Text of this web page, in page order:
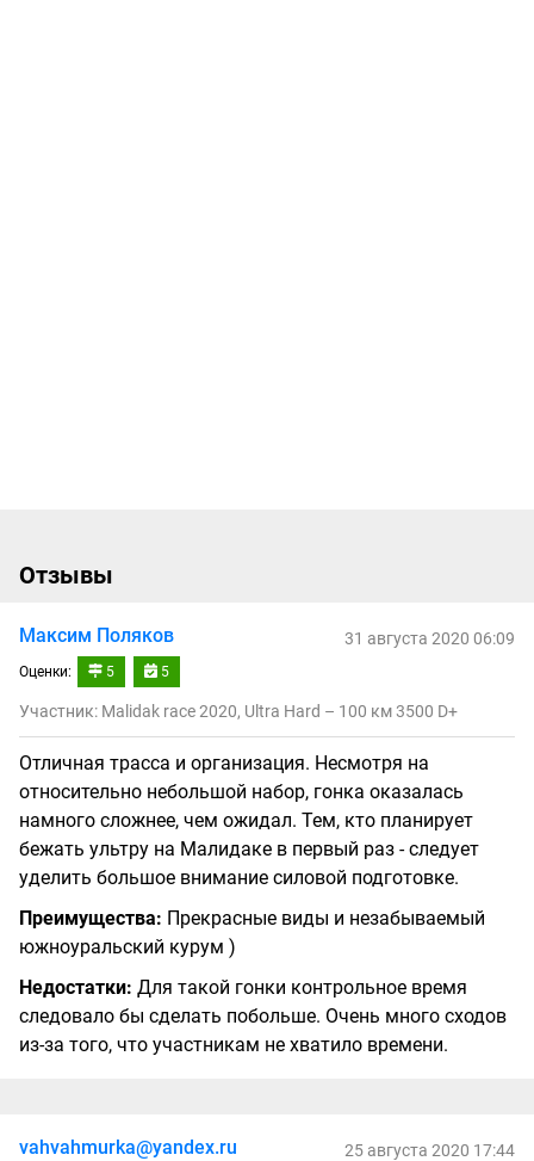
Отзывы
Максим Поляков
Оценки: 5 5
31 августа 2020 06:09
Участник: Malidak race 2020, Ultra Hard – 100 км 3500 D+
Отличная трасса и организация. Несмотря на
относительно небольшой набор, гонка оказалась
намного сложнее, чем ожидал. Тем, кто планирует
бежать ультру на Малидаке в первый раз - следует
уделить большое внимание силовой подготовке.
Преимущества: Прекрасные виды и незабываемый
южноуральский курум )
Недостатки: Для такой гонки контрольное время
следовало бы сделать побольше. Очень много сходов
из-за того, что участникам не хватило времени.
vahvahmurka@yandex.ru 25 августа 2020 17:44